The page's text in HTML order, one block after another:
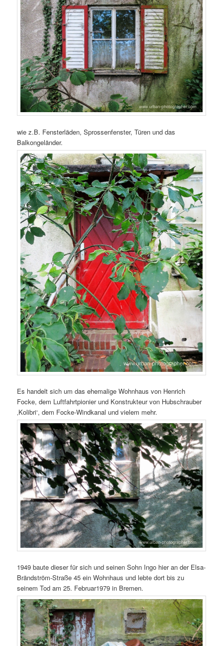
wie z.B. Fensterläden, Sprossenfenster, Türen und das
Balkongeländer.
Es handelt sich um das ehemalige Wohnhaus von Henrich
Focke, dem Luftfahrtpionier und Konstrukteur von Hubschrauber
‚Kolibri‘, dem Focke-Windkanal und vielem mehr.
1949 baute dieser für sich und seinen Sohn Ingo hier an der Elsa-
Brändström-Straße 45 ein Wohnhaus und lebte dort bis zu
seinem Tod am 25. Februar1979 in Bremen.